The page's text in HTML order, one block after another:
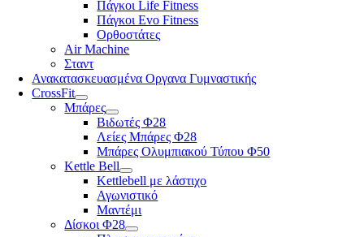
Πάγκοι Life Fitness
Πάγκοι Evo Fitness
Ορθοστάτες
Air Machine
Σταντ
Ανακατασκευασμένα Οργανα Γυμναστικής
CrossFit
Μπάρες
Βιδωτές Φ28
Λείες Μπάρες Φ28
Μπάρες Ολυμπιακού Τύπου Φ50
Kettle Bell
Kettlebell με λάστιχο
Αγωνιστικό
Μαντέμι
Δίσκοι Φ28